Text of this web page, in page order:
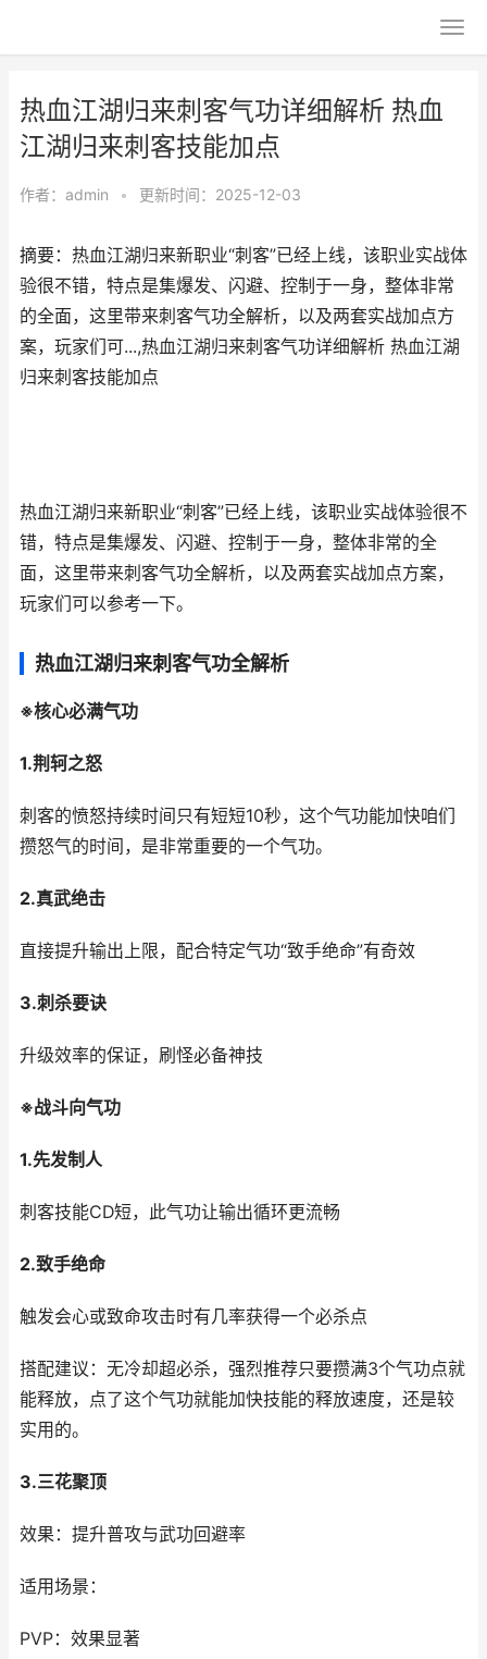
热血江湖归来刺客气功详细解析 热血
江湖归来刺客技能加点
作者： admin • 更新时间：2025-12-03
摘要：热血江湖归来新职业“刺客”已经上线，该职业实战体
验很不错，特点是集爆发、闪避、控制于一身，整体非常
的全面，这里带来刺客气功全解析，以及两套实战加点方
案，玩家们可...,热血江湖归来刺客气功详细解析 热血江湖
归来刺客技能加点
热血江湖归来新职业“刺客”已经上线，该职业实战体验很不
错，特点是集爆发、闪避、控制于一身，整体非常的全
面，这里带来刺客气功全解析，以及两套实战加点方案，
玩家们可以参考一下。
热血江湖归来刺客气功全解析
※核心必满气功
1.荆轲之怒
刺客的愤怒持续时间只有短短10秒，这个气功能加快咱们
攒怒气的时间，是非常重要的一个气功。
2.真武绝击
直接提升输出上限，配合特定气功“致手绝命”有奇效
3.刺杀要诀
升级效率的保证，刷怪必备神技
※战斗向气功
1.先发制人
刺客技能CD短，此气功让输出循环更流畅
2.致手绝命
触发会心或致命攻击时有几率获得一个必杀点
搭配建议：无冷却超必杀，强烈推荐只要攒满3个气功点就
能释放，点了这个气功就能加快技能的释放速度，还是较
实用的。
3.三花聚顶
效果：提升普攻与武功回避率
适用场景：
PVP：效果显著